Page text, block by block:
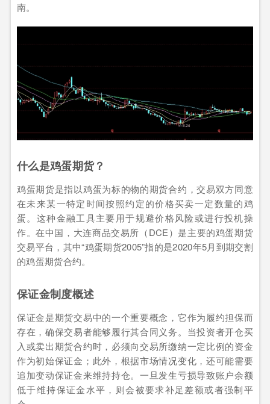
南。
什么是鸡蛋期货？
鸡蛋期货是指以鸡蛋为标的物的期货合约，交易双方同意
在未来某一特定时间按照约定的价格买卖一定数量的鸡
蛋。这种金融工具主要用于规避价格风险或进行投机操
作。在中国，大连商品交易所（DCE）是主要的鸡蛋期货
交易平台，其中“鸡蛋期货2005”指的是2020年5月到期交割
的鸡蛋期货合约。
保证金制度概述
保证金是期货交易中的一个重要概念，它作为履约担保而
存在，确保交易者能够履行其合同义务。当投资者开仓买
入或卖出期货合约时，必须向交易所缴纳一定比例的资金
作为初始保证金；此外，根据市场情况变化，还可能需要
追加变动保证金来维持持仓。一旦发生亏损导致账户余额
低于维持保证金水平，则会被要求补足差额或者强制平